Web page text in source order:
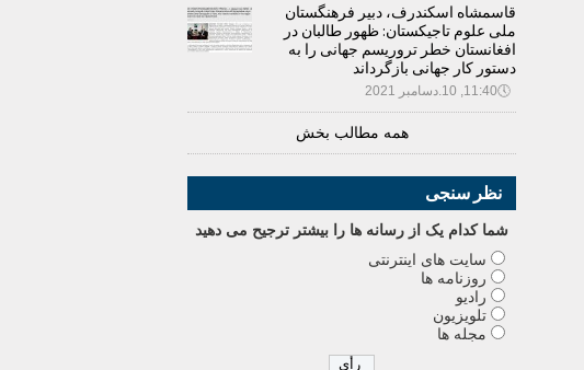
قاسمشاه اسکندرف، دبیر فرهنگستان
ملی علوم تاجیکستان: ظهور طالبان در
افغانستان خطر تروریسم جهانی را به
دستور کار جهانی بازگرداند
🕔11:40, 10.دسامبر 2021
همه مطالب بخش
نظر سنجی
شما کدام يک از رسانه ها را بيشتر ترجيح می دهيد
سایت های اینترنتی
روزنامه ها
رادیو
تلویزیون
مجله ها